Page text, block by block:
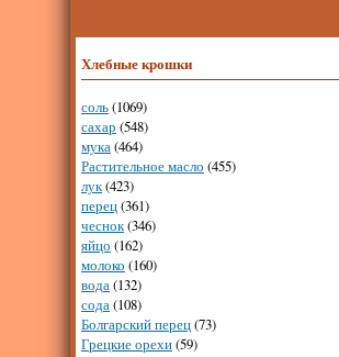
Хлебные крошки
соль(1069)
сахар (548)
мука(464)
Растительное масло (455)
лук(423)
перец(361)
чеснок(346)
яйцо (162)
молоко (160)
вода(132)
сода(108)
Болгарский перец(73)
Грецкие орехи(59)